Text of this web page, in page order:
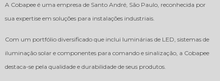
A Cobapee é uma empresa de Santo André, São Paulo, reconhecida por
sua expertise em soluções para instalações industriais.
Com um portfólio diversificado que inclui luminárias de LED, sistemas de
iluminação solar e componentes para comando e sinalização, a Cobapee
destaca-se pela qualidade e durabilidade de seus produtos.